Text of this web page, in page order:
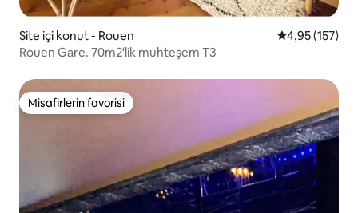
Site içi konut - Rouen 5 üzerinden
4,95 (157)
Rouen Gare. 70m2'lik muhteşem T3
Misafirlerin favorisi
Misafirlerin favorisi